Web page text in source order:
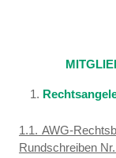
1.1. AWG-
Rundschreiben